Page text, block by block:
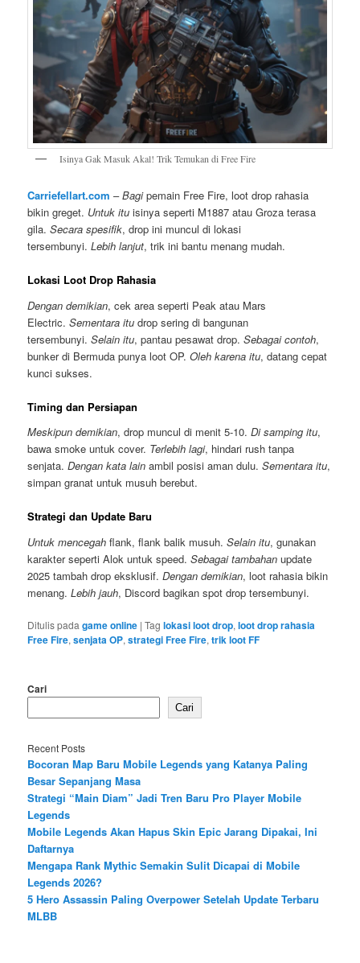
Isinya Gak Masuk Akal! Trik Temukan di Free Fire
Carriefellart.com –Bagipemain Free Fire, loot drop rahasia
bikin greget. Untuk itu isinya seperti M1887 atau Groza terasa
gila.Secara spesifik, drop ini muncul di lokasi
tersembunyi.Lebih lanjut, trik ini bantu menang mudah.
Lokasi Loot Drop Rahasia
Dengan demikian, cek area seperti Peak atau Mars
Electric.Sementara itu drop sering di bangunan
tersembunyi.Selain itu, pantau pesawat drop.Sebagai contoh,
bunker di Bermuda punya loot OP.Oleh karena itu, datang cepat
kunci sukses.
Timing dan Persiapan
Meskipun demikian, drop muncul di menit 5-10.Di samping itu,
bawa smoke untuk cover. Terlebih lagi, hindari rush tanpa
senjata.Dengan kata lain ambil posisi aman dulu.Sementara itu,
simpan granat untuk musuh berebut.
Strategi dan Update Baru
Untuk mencegah flank, flank balik musuh.Selain itu, gunakan
karakter seperti Alok untuk speed.Sebagai tambahan update
2025 tambah drop eksklusif.Dengan demikian, loot rahasia bikin
menang.Lebih jauh, Discord bagikan spot drop tersembunyi.
Ditulis pada game online |Tag lokasi loot drop,loot drop rahasia
Free Fire,senjata OP,strategi Free Fire,trik loot FF
Cari
Cari
Recent Posts
Bocoran Map Baru Mobile Legends yang Katanya Paling
Besar Sepanjang Masa
Strategi “Main Diam” Jadi Tren Baru Pro Player Mobile
Legends
Mobile Legends Akan Hapus Skin Epic Jarang Dipakai, Ini
Daftarnya
Mengapa Rank Mythic Semakin Sulit Dicapai di Mobile
Legends 2026?
5 Hero Assassin Paling Overpower Setelah Update Terbaru
MLBB